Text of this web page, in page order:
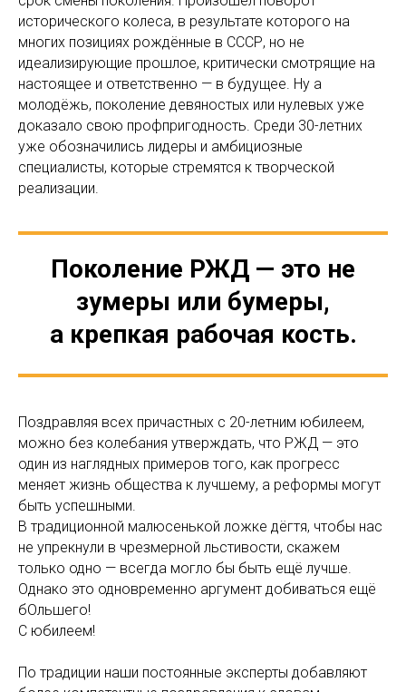
исторического колеса, в результате которого на
многих позициях рождённые в СССР, но не
идеализирующие прошлое, критически смотрящие на
настоящее и ответственно — в будущее. Ну а
молодёжь, поколение девяностых или нулевых уже
доказало свою профпригодность. Среди 30-летних
уже обозначились лидеры и амбициозные
специалисты, которые стремятся к творческой
реализации.
Поколение РЖД — это не
зумеры или бумеры,
а крепкая рабочая кость.
Поздравляя всех причастных с 20-летним юбилеем,
можно без колебания утверждать, что РЖД — это
один из наглядных примеров того, как прогресс
меняет жизнь общества к лучшему, а реформы могут
быть успешными.
В традиционной малюсенькой ложке дёгтя, чтобы нас
не упрекнули в чрезмерной льстивости, скажем
только одно — всегда могло бы быть ещё лучше.
Однако это одновременно аргумент добиваться ещё
бОльшего!
С юбилеем!
По традиции наши постоянные эксперты добавляют